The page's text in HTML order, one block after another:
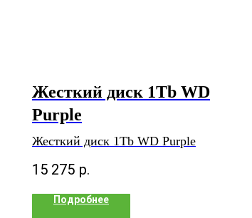
Жесткий диск 1Tb WD
Purple
Жесткий диск 1Tb WD Purple
15 275 р.
Подробнее